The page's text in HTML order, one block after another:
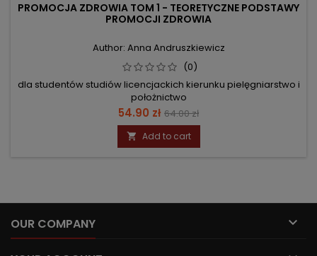
PROMOCJA ZDROWIA TOM 1 - TEORETYCZNE PODSTAWY
PROMOCJI ZDROWIA
Author: Anna Andruszkiewicz
(0)
dla studentów studiów licencjackich kierunku pielęgniarstwo i
położnictwo
Price
54.90 zł Regular
price
64.00 zł
 Add to cart
OUR COMPANY 